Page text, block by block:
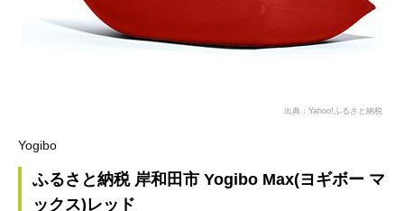
出典：Yahoo!ふるさと納税
Yogibo
ふるさと納税 岸和田市 Yogibo Max(ヨギボー マ
ックス)レッド